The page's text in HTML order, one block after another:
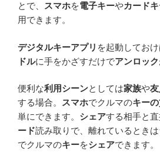
とで、
スマホを電子キーやカード
用できます。
デジタルキーアプリ を起動してお
ドルに手をかざすだけでアンロック
便利な利用シーンとしては家族や友
する場合。
スマホでクルマのキー
単にできます。 シェアする相手と
ード読み取りで、離れているときは
でクルマのキーをシェアできます。